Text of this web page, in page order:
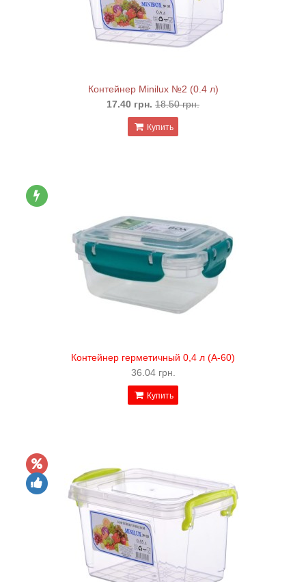
Контейнер Minilux №2 (0.4 л)
17.40 грн. 18.50 грн.
Купить
Контейнер герметичный 0,4 л (А-60)
36.04 грн.
Купить